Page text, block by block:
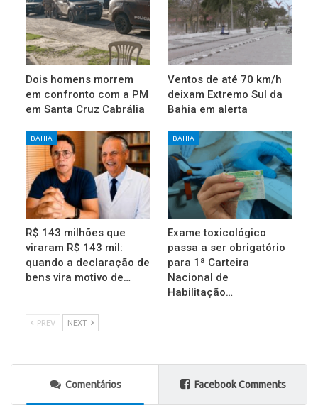
Dois homens morrem
em confronto com a PM
em Santa Cruz Cabrália
Ventos de até 70 km/h
deixam Extremo Sul da
Bahia em alerta
BAHIA
R$ 143 milhões que
viraram R$ 143 mil:
quando a declaração de
bens vira motivo de…
BAHIA
Exame toxicológico
passa a ser obrigatório
para 1ª Carteira
Nacional de
Habilitação…
PREV NEXT
Comentários Facebook Comments